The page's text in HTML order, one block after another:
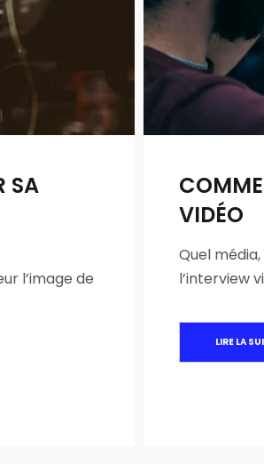
SA
l’image de
VIDÉO
Quel
l’interview
LIRE LA